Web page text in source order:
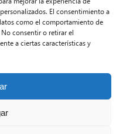
El consentimiento a
como el comportamiento de
consentir o retirar el
a ciertas características y
por Kiwop